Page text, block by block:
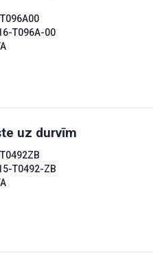
T096A-00
uz durvīm
T0492-ZB